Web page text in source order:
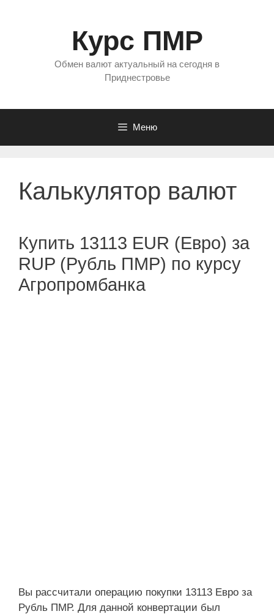
Курс ПМР
Обмен валют актуальный на сегодня в
Приднестровье
Меню
Калькулятор валют
Купить 13113 EUR (Евро) за
RUP (Рубль ПМР) по курсу
Агропромбанка
Вы рассчитали операцию покупки 13113 Евро за
Рубль ПМР. Для данной конвертации был